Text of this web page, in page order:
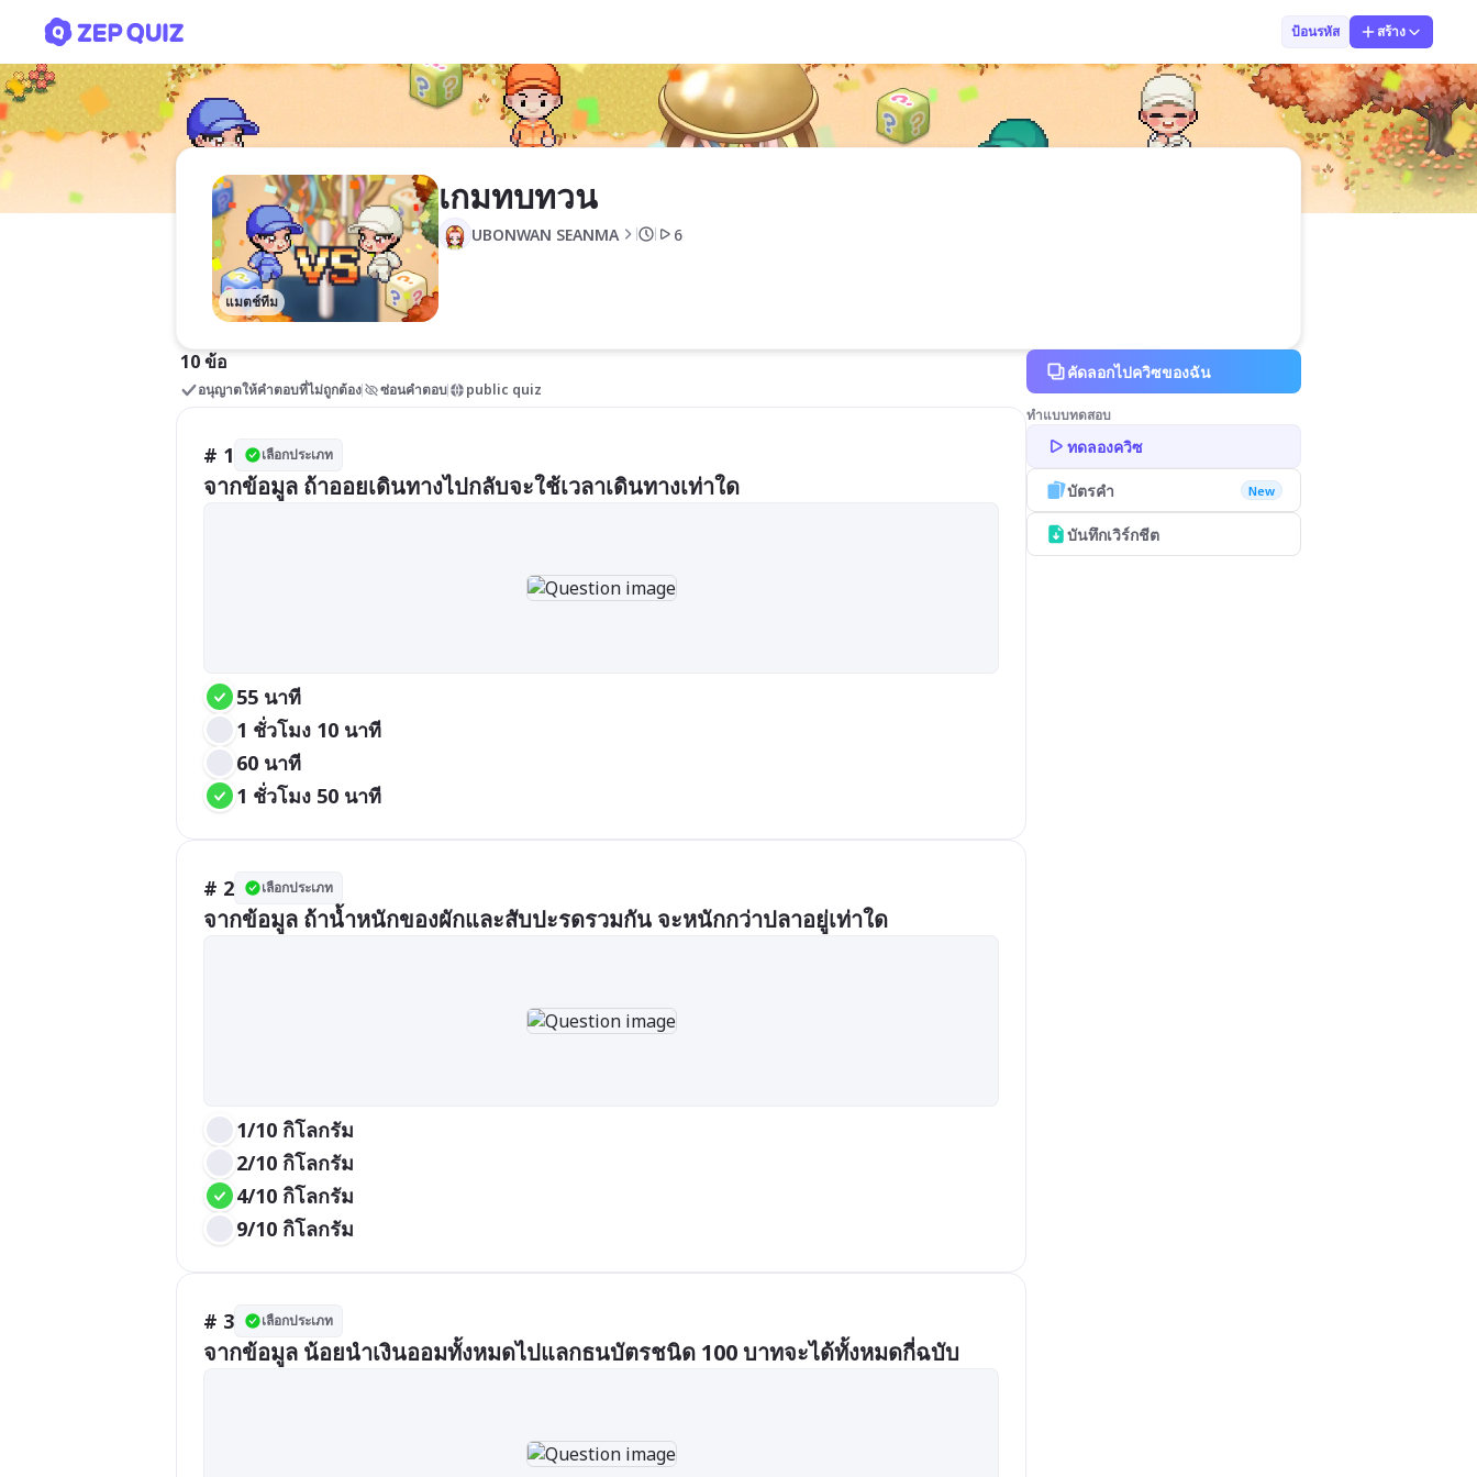
ป้อนรหัส สร้าง
แมตช์ทีม
เกมทบทวน
UBONWAN SEANMA 6
10 ข้อ
อนุญาตให้คำตอบที่ไม่ถูกต้อง ซ่อนคำตอบ public quiz
# 1 เลือกประเภท
จากข้อมูล ถ้าออยเดินทางไปกลับจะใช้เวลาเดินทางเท่าใด
55 นาที
1 ชั่วโมง 10 นาที
60 นาที
1 ชั่วโมง 50 นาที
# 2 เลือกประเภท
จากข้อมูล ถ้าน้ำหนักของผักและสับปะรดรวมกัน จะหนักกว่าปลาอยู่เท่าใด
1/10 กิโลกรัม
2/10 กิโลกรัม
4/10 กิโลกรัม
9/10 กิโลกรัม
# 3 เลือกประเภท
จากข้อมูล น้อยนำเงินออมทั้งหมดไปแลกธนบัตรชนิด 100 บาทจะได้ทั้งหมดกี่ฉบับ
คัดลอกไปควิซของฉัน
ทำแบบทดสอบ
ทดลองควิซ
บัตรคำ New
บันทึกเวิร์กชีต